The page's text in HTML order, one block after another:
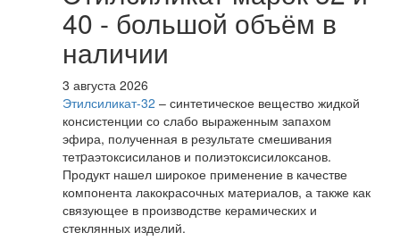
40 - большой объём в
наличии
3 августа 2026
Этилсиликат-32 – синтетическое вещество жидкой
консистенции со слабо выраженным запахом
эфира, полученная в результате смешивания
тетpаэтоксисиланов и полиэтоксисилоксанов.
Продукт нашел широкое применение в качестве
компонента лакокрасочных материалов, а также как
связующее в производстве керамических и
стеклянных изделий.